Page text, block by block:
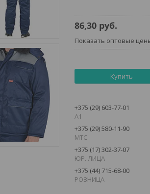
86,30 руб.
Показать оптовые
Купить
+375 (29) 603-77-01
А1
+375 (29) 580-11-90
MTC
+375 (17) 302-37-07
ЮР. ЛИЦА
+375 (44) 715-68-00
РОЗНИЦА